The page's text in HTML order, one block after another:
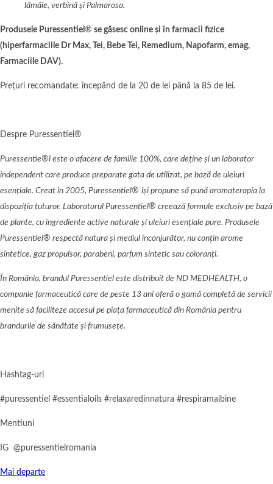
lămâie, verbină și Palmarosa.
Produsele Puressentiel ® se găsesc online și în farmacii fizice
(hiperfarmaciile Dr Max, Tei, Bebe Tei, Remedium, Napofarm, emag,
Farmaciile DAV).
Prețuri recomandate: începând de la 20 de lei până la 85 de lei.
Despre Puressentiel®
Puressentie®l este o afacere de familie 100%, care dețíne și un laborator
independent care produce preparate gata de utilizat, pe bază de uleiuri
esențiale. Creat în 2005, Puressentiel® își propune să pună aromaterapia la
dispoziția tuturor. Laboratorul Puressentiel® creează formule exclusiv pe bază
de plante, cu ingrediente active naturale și uleiuri esențiale pure. Produsele
Puressentiel® respectă natura și mediul înconjurător, nu conțin arome
sintetice, gaz propulsor, parabeni, parfum sintetic sau coloranți.
În România, brandul Puressentiel este distribuit de ND MEDHEALTH, o
companie farmaceutică care de peste 13 ani oferă o gamă completă de servicii
menite să faciliteze accesul pe piața farmaceutică din România pentru
brandurile de sănătate și frumusețe.
Hashtag-uri
#puressentiel #essentialoils #relaxaredinnatura #respiramaibine
Mentiuni
IG @puressentielromania
Mai departe